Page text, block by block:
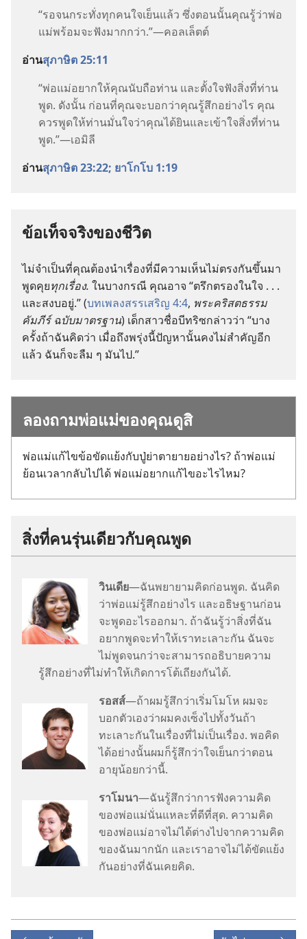
“รอ​จน​กระทั่ง​ทุก​คน​ใจ​เย็น​แล้ว ซึ่ง​ตอน​นั้น​คุณ​รู้​ว่า​พ่อ​
แม่​พร้อม​จะ​ฟัง​มาก​กว่า.”—คอลเล็ตต์
อ่าน​สุภาษิต 25:11
“พ่อ​แม่​อยาก​ให้​คุณ​นับถือ​ท่าน และ​ตั้งใจ​ฟัง​สิ่ง​ที่​ท่าน​
พูด. ดัง​นั้น ก่อน​ที่​คุณ​จะ​บอก​ว่า​คุณ​รู้สึก​อย่าง​ไร คุณ​
ควร​พูด​ให้​ท่าน​มั่น​ใจ​ว่า​คุณ​ได้​ยิน​และ​เข้าใจ​สิ่ง​ที่​ท่าน​
พูด.”—เอมิลี
อ่าน​สุภาษิต 23:22; ยาโกโบ 1:19
ข้อ​เท็จ​จริง​ของ​ชีวิต
ไม่​จำเป็น​ที่​คุณ​ต้อง​นำ​เรื่อง​ที่​มี​ความ​เห็น​ไม่​ตรง​กัน​ขึ้น​มา​
พูด​คุย​ทุก​เรื่อง. ใน​บาง​กรณี คุณ​อาจ “ตรึกตรอง​ใน​ใจ . . .
และ​สงบ​อยู่.” (บทเพลง​สรรเสริญ 4:4, พระ​คริสตธรรม​
คัมภีร์ ฉบับ​มาตรฐาน) เด็ก​สาว​ชื่อ​บีทริซ​กล่าว​ว่า “บาง​
ครั้ง​ถ้า​ฉัน​คิด​ว่า เมื่อ​ถึง​พรุ่ง​นี้​ปัญหา​นั้น​คง​ไม่​สำคัญ​อีก​
แล้ว ฉัน​ก็​จะ​ลืม ๆ มัน​ไป.”
ลอง​ถาม​พ่อ​แม่​ของ​คุณ​ดู​สิ
พ่อ​แม่​แก้ไข​ข้อ​ขัด​แย้ง​กับ​ปู่​ย่า​ตา​ยาย​อย่าง​ไร? ถ้า​พ่อ​แม่​
ย้อน​เวลา​กลับ​ไป​ได้ พ่อ​แม่​อยาก​แก้ไข​อะไร​ไหม?
สิ่ง​ที่​คน​รุ่น​เดียว​กับ​คุณ​พูด
วินเดีย—ฉัน​พยายาม​คิด​ก่อน​พูด. ฉัน​คิด​
ว่า​พ่อ​แม่​รู้สึก​อย่าง​ไร และ​อธิษฐาน​ก่อน​
จะ​พูด​อะไร​ออก​มา. ถ้า​ฉัน​รู้​ว่า​สิ่ง​ที่​ฉัน​
อยาก​พูด​จะ​ทำ​ให้​เรา​ทะเลาะ​กัน ฉัน​จะ​
ไม่​พูด​จน​กว่า​จะ​สามารถ​อธิบาย​ความ​
รู้สึก​อย่าง​ที่​ไม่​ทำ​ให้​เกิด​การ​โต้​เถียง​กัน​ได้.
รอสส์—ถ้า​ผม​รู้สึก​ว่า​เริ่ม​โมโห ผม​จะ​
บอก​ตัว​เอง​ว่า​ผม​คง​เซ็ง​ไป​ทั้ง​วัน​ถ้า​
ทะเลาะ​กัน​ใน​เรื่อง​ที่​ไม่​เป็น​เรื่อง. พอ​คิด​
ได้​อย่าง​นั้น​ผม​ก็​รู้สึก​ว่า​ใจ​เย็น​กว่า​ตอน​
อายุ​น้อย​กว่า​นี้.
ราโมนา—ฉัน​รู้สึก​ว่า​การ​ฟัง​ความ​คิด​
ของ​พ่อ​แม่​นั่น​แหละ​ที่​ดี​ที่​สุด. ความ​คิด​
ของ​พ่อ​แม่​อาจ​ไม่​ได้​ต่าง​ไป​จาก​ความ​คิด​
ของ​ฉัน​มาก​นัก และ​เรา​อาจ​ไม่​ได้​ขัด​แย้ง​
กัน​อย่าง​ที่​ฉัน​เคย​คิด.